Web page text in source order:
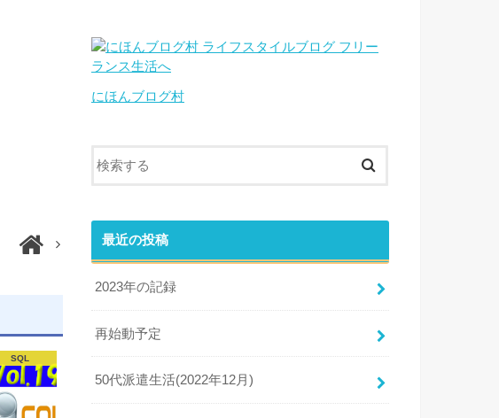
SQL
にほんブログ村
最近の投稿
2023年の記録
再始動予定
50代派遣生活(2022年12月)